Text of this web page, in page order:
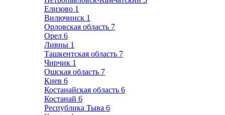
Елизово 1
Вилючинск 1
Орловская область 7
Орел 6
Ливны 1
Ташкентская область 7
Чирчик 1
Ошская область 7
Киев 6
Костанайская область 6
Костанай 6
Республика Тыва 6